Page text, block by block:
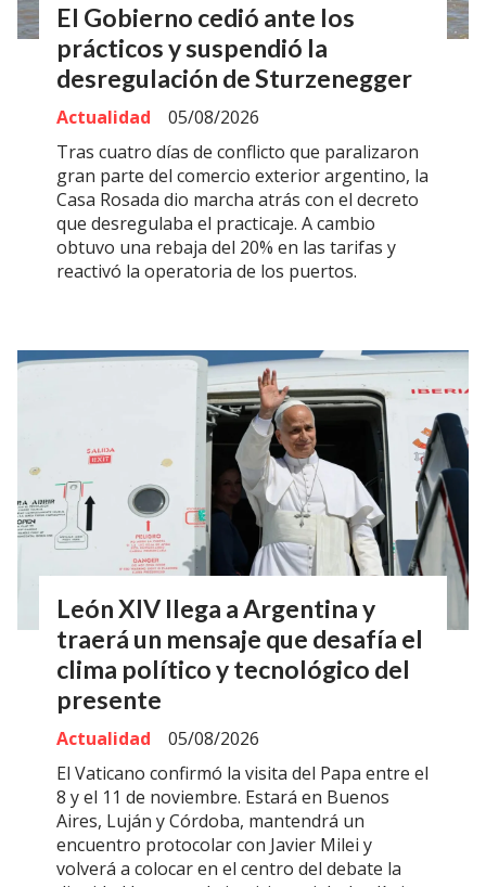
El Gobierno cedió ante los
prácticos y suspendió la
desregulación de Sturzenegger
Actualidad
05/08/2026
Tras cuatro días de conflicto que paralizaron
gran parte del comercio exterior argentino, la
Casa Rosada dio marcha atrás con el decreto
que desregulaba el practicaje. A cambio
obtuvo una rebaja del 20% en las tarifas y
reactivó la operatoria de los puertos.
León XIV llega a Argentina y
traerá un mensaje que desafía el
clima político y tecnológico del
presente
Actualidad
05/08/2026
El Vaticano confirmó la visita del Papa entre el
8 y el 11 de noviembre. Estará en Buenos
Aires, Luján y Córdoba, mantendrá un
encuentro protocolar con Javier Milei y
volverá a colocar en el centro del debate la